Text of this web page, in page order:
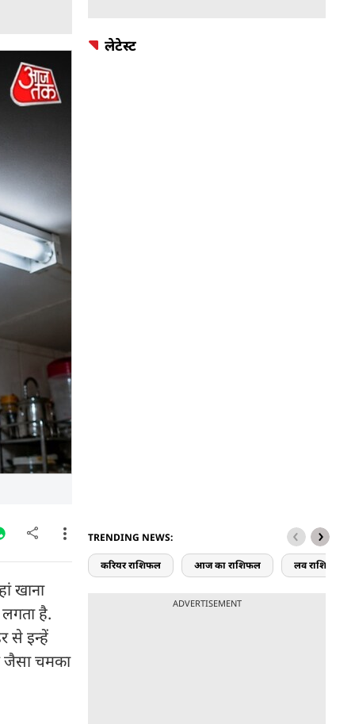
खाना
है.
से इन्हें
जैसा चमका
लेटेस्ट
TRENDING NEWS:
करियर राशिफल आज का राशिफल लव राशिफल
ADVERTISEMENT